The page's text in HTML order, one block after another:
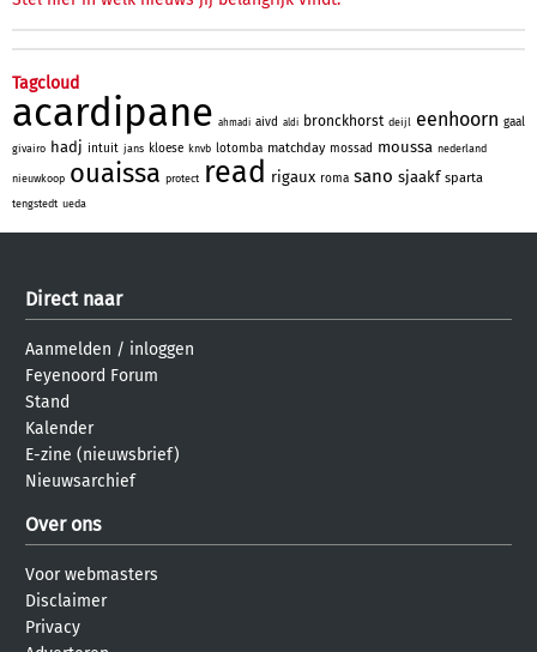
Tagcloud
acardipane ahmadi aivd aldi bronckhorst deijl eenhoorn gaal
givairo hadj intuit jans kloese knvb lotomba matchday mossad moussa nederland
nieuwkoop ouaissa protect read rigaux roma sano sjaakf sparta
tengstedt ueda
Direct naar
Aanmelden / inloggen
Feyenoord Forum
Stand
Kalender
E-zine (nieuwsbrief)
Nieuwsarchief
Over ons
Voor webmasters
Disclaimer
Privacy